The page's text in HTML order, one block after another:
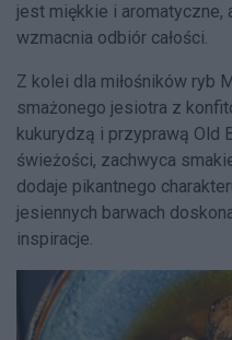
jest miękkie i aromatyczne,
wzmacnia odbiór całości.
Z kolei dla miłośników ryb
smażonego jesiotra z
kukurydzą i przyprawą Old
świeżości, zachwyca
dodaje pikantnego
jesiennych barwach
inspiracje.